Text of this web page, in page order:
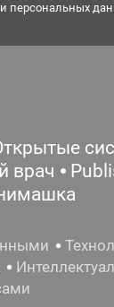
персональных
врач